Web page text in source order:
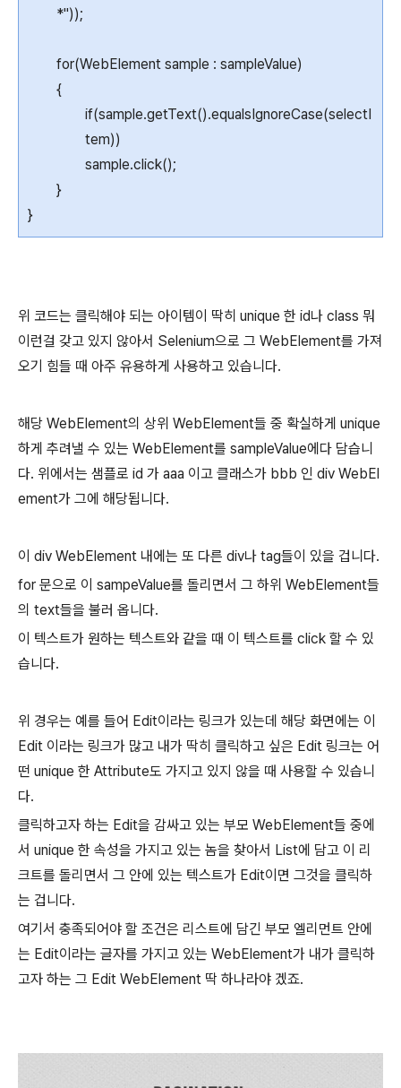
*"));
for(WebElement sample : sampleValue)
{
if(sample.getText().equalsIgnoreCase(selectI
tem))
sample.click();
}
}
위 코드는 클릭해야 되는 아이템이 딱히 unique 한 id나 class 뭐
이런걸 갖고 있지 않아서 Selenium으로 그 WebElement를 가져
오기 힘들 때 아주 유용하게 사용하고 있습니다.
해당 WebElement의 상위 WebElement들 중 확실하게 unique
하게 추려낼 수 있는 WebElement를 sampleValue에다 담습니
다. 위에서는 샘플로 id 가 aaa 이고 클래스가 bbb 인 div WebEl
ement가 그에 해당됩니다.
이 div WebElement 내에는 또 다른 div나 tag들이 있을 겁니다.
for 문으로 이 sampeValue를 돌리면서 그 하위 WebElement들
의 text들을 불러 옵니다.
이 텍스트가 원하는 텍스트와 같을 때 이 텍스트를 click 할 수 있
습니다.
위 경우는 예를 들어 Edit이라는 링크가 있는데 해당 화면에는 이
Edit 이라는 링크가 많고 내가 딱히 클릭하고 싶은 Edit 링크는 어
떤 unique 한 Attribute도 가지고 있지 않을 때 사용할 수 있습니
다.
클릭하고자 하는 Edit을 감싸고 있는 부모 WebElement들 중에
서 unique 한 속성을 가지고 있는 놈을 찾아서 List에 담고 이 리
크트를 돌리면서 그 안에 있는 텍스트가 Edit이면 그것을 클릭하
는 겁니다.
여기서 충족되어야 할 조건은 리스트에 담긴 부모 엘리먼트 안에
는 Edit이라는 글자를 가지고 있는 WebElement가 내가 클릭하
고자 하는 그 Edit WebElement 딱 하나라야 겠죠.